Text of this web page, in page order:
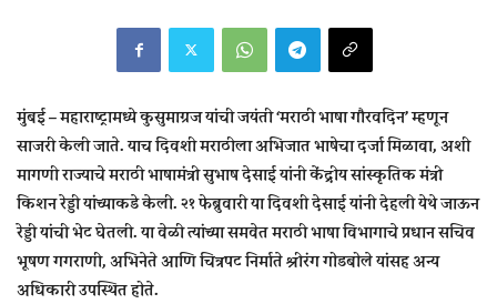
मुंबई –महाराष्ट्रामध्ये कुसुमाग्रज यांची जयंती ‘मराठी भाषा गौरवदिन’ म्हणून
साजरी केली जाते. याच दिवशी मराठीला अभिजात भाषेचा दर्जा मिळावा, अशी
मागणी राज्याचे मराठी भाषामंत्री सुभाष देसाई यांनी केंद्रीय सांस्कृतिक मंत्री
किशन रेड्डी यांच्याकडे केली. २१ फेब्रुवारी या दिवशी देसाई यांनी देहली येथे जाऊन
रेड्डी यांची भेट घेतली. या वेळी त्यांच्या समवेत मराठी भाषा विभागाचे प्रधान सचिव
भूषण गगराणी, अभिनेते आणि चित्रपट निर्माते श्रीरंग गोडबोले यांसह अन्य
अधिकारी उपस्थित होते.